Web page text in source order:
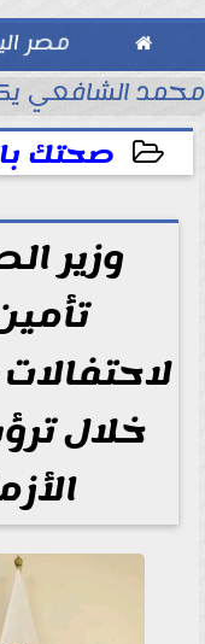
 مصر
صلاح.. اليوم
محمد الشافعي
صحتك
وزير
خلال